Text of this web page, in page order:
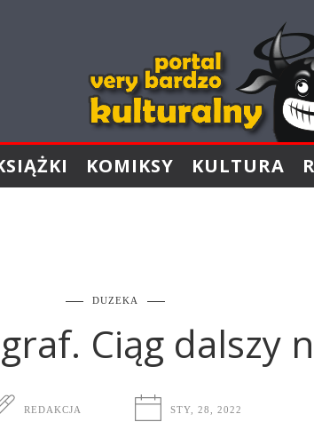
KOMIKSY KULTURA
DUZEKA
Ciąg dalszy
REDAKCJA STY, 28, 2022